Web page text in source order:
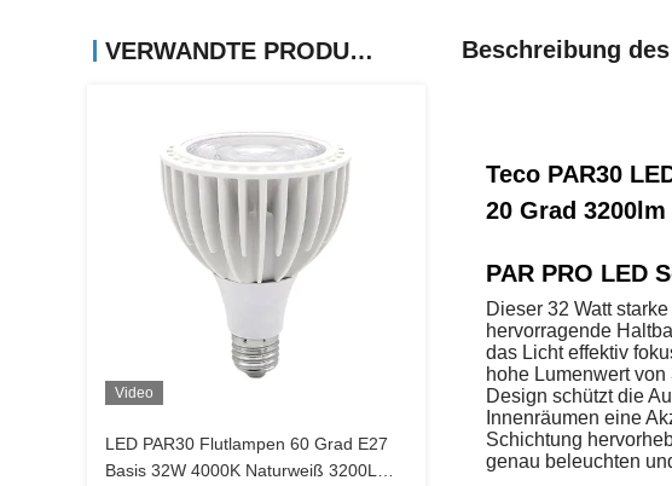
VERWANDTE PRODUKTE
Video
LED PAR30 Flutlampen 60 Grad E27
Basis 32W 4000K Naturweiß 3200LM
Beschreibung
Teco PAR30
20 Grad
PAR PRO LED
Dieser 32 Watt
hervorragende
das Licht effektiv
hohe Lumenwert
Design schützt die
Innenräumen eine
Schichtung
genau beleuchten